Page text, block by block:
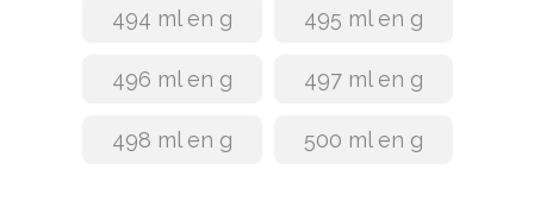
494 ml en g 495 ml en g
496 ml en g 497 ml en g
498 ml en g 500 ml en g